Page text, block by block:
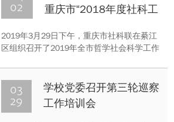
附属肿瘤医院成为重庆市唯一获得此殊荣的
02
重庆市“2018年度社科工
2019年3月29日下午，重庆市社科联在綦江
区组织召开了2019年全市哲学社会科学工作
议。市社科联机关部室负责人，各区县社科
联、高校社科联（处）、市级社科普及基
地、市社科联直属社团、民办社科机构负责
03
29
学校党委召开第三轮巡察
工作培训会